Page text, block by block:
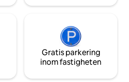
Gratis parkering
inom fastigheten